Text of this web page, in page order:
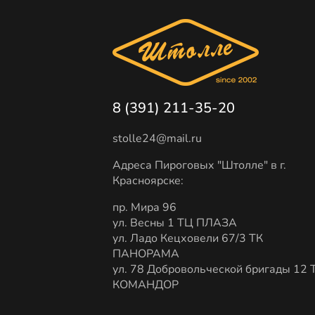
8 (391) 211-35-20
stolle24@mail.ru
Адреса Пироговых "Штолле" в г.
Красноярске:
пр. Мира 96
ул. Весны 1 ТЦ ПЛАЗА
ул. Ладо Кецховели 67/3 ТК
ПАНОРАМА
ул. 78 Добровольческой бригады 12
КОМАНДОР